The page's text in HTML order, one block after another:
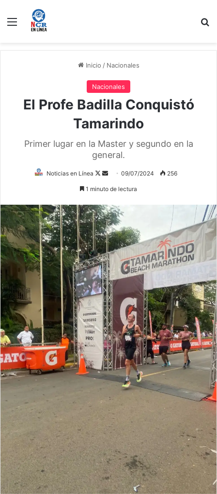
Menú
Inicio / Nacionales
Nacionales
El Profe Badilla Conquistó
Tamarindo
Primer lugar en la Master y segundo en la
general.
Noticias en Línea
Follow
Send09/07/2024 256
1 minuto de lectura